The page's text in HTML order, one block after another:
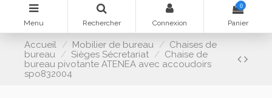
Menu Rechercher Connexion
0
Panier
Accueil Mobilier de bureau
Chaises de
bureau
Sièges Sécretariat
Chaise de
bureau pivotante ATENEA avec accoudoirs
spo832004